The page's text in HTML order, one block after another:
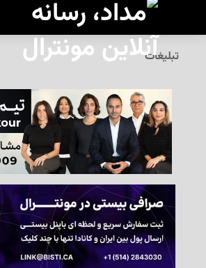
تبلیغات